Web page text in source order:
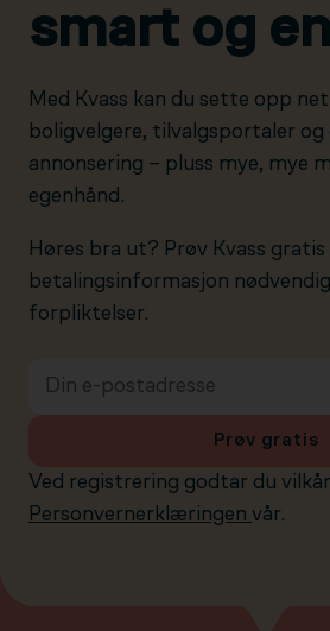
smart og
Med Kvass kan du sette opp
boligvelgere, tilvalgsportaler og
annonsering – pluss mye, mye
egenhånd.
Høres bra ut? Prøv Kvass
betalingsinformasjon
forpliktelser.
Ved registrering godtar du
Personvernerklæringen vår.
Prøv gratis